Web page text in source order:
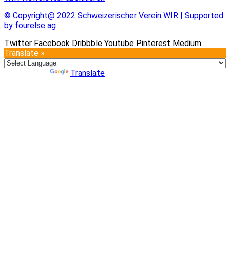
© Copyright@ 2022 Schweizerischer Verein WIR | Supported
by fourelse ag
Twitter Facebook Dribbble Youtube Pinterest Medium
Translate »
Translate